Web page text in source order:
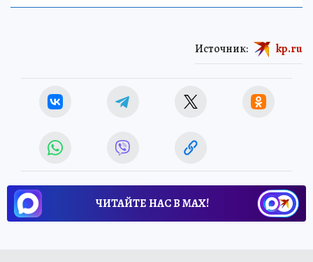
Источник: kp.ru
ЧИТАЙТЕ НАС В МАХ!